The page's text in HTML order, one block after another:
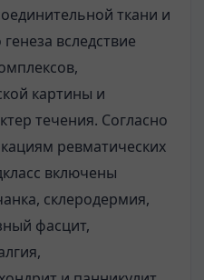
ткани и
вследствие
картины и
течения. Согласно
ревматических
включены
склеродермия,
фасцит,